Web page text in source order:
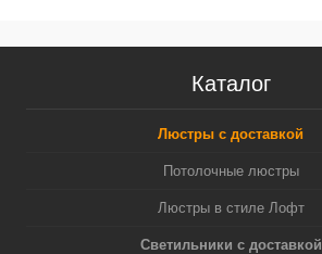
Каталог
Люстры с доставкой
Потолочные люстры
Люстры в стиле Лофт
Светильники с доставкой